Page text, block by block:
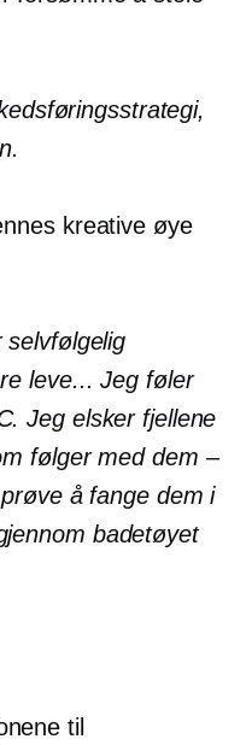
kreative øye
selvfølgelig
leve... Jeg føler
Jeg elsker fjellene
følger med dem –
å fange dem i
badetøyet
til